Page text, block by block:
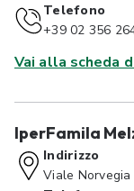
Telefono
+39 02 356
Vai alla scheda
IperFamila
Indirizzo
Viale Norvegia